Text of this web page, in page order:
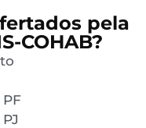
pela
COHAB?